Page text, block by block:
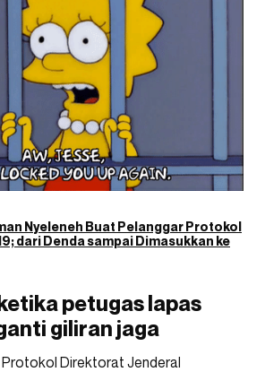
Nyeleneh Buat Pelanggar Protokol
dari Denda sampai Dimasukkan ke
petugas lapas
giliran jaga
Protokol Direktorat Jenderal